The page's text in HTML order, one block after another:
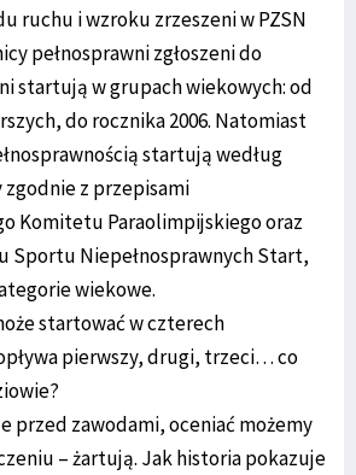
ruchu i wzroku zrzeszeni w PZSN
pełnosprawni zgłoszeni do
startują w grupach wiekowych: od
do rocznika 2006. Natomiast
startują według
zgodnie z przepisami
Komitetu Paraolimpijskiego oraz
Sportu Niepełnosprawnych Start,
wiekowe.
startować w czterech
pierwszy, drugi, trzeci… co
przed zawodami, oceniać możemy
– żartują. Jak historia pokazuje